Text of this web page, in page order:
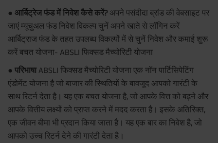
● आर्बिट्रेज फंड में निवेश कैसे करें? अपने पसंदीदा ब्रांड की वेबसाइट पर
जाएं म्यूचुअल फंड निवेश विकल्प चुनें अपने खाते से लॉगिन करें
आर्बिट्राज फंड के तहत उपलब्ध विकल्पों में से चुनें निवेश और कमाई शुरू
करें बचत योजना- ABSLI फिक्सड मैच्योरिटी योजना
● परिभाषाABSLI फिक्सड मैच्योरिटी योजना एक नॉन पार्टिसिपेटिंग
एंडोमेंट योजना है जो बाजार की स्थितियों के बावजूद आपको गारंटी के
साथ रिटर्न देता है। यह एक बचत योजना है, जो आपके वित्त को बढ़ने और
आपके वित्तीय लक्ष्यों को प्राप्त करने में मदद करता है। इसके अतिरिक्त,
एक जीवन बीमा भी प्रदान किया जाता है। यह एक बार का निवेश है, जो
आपको उच्च रिटर्न देने की गारंटी देता है।